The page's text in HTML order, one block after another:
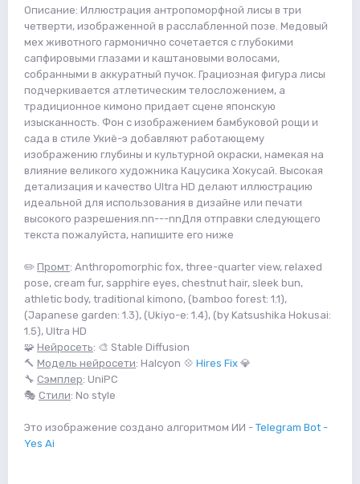
Описание: Иллюстрация антропоморфной лисы в три
четверти, изображенной в расслабленной позе. Медовый
мех животного гармонично сочетается с глубокими
сапфировыми глазами и каштановыми волосами,
собранными в аккуратный пучок. Грациозная фигура лисы
подчеркивается атлетическим телосложением, а
традиционное кимоно придает сцене японскую
изысканность. Фон с изображением бамбуковой рощи и
сада в стиле Укиё-э добавляют работающему
изображению глубины и культурной окраски, намекая на
влияние великого художника Кацусика Хокусай. Высокая
детализация и качество Ultra HD делают иллюстрацию
идеальной для использования в дизайне или печати
высокого разрешения.nn---nnДля отправки следующего
текста пожалуйста, напишите его ниже
✏️ Промт: Anthropomorphic fox, three-quarter view, relaxed
pose, cream fur, sapphire eyes, chestnut hair, sleek bun,
athletic body, traditional kimono, (bamboo forest: 1.1),
(Japanese garden: 1.3), (Ukiyo-e: 1.4), (by Katsushika Hokusai:
1.5), Ultra HD
🧩 Нейросеть: 🎨 Stable Diffusion
🔨 Модель нейросети: Halcyon 💠 Hires Fix 💎
🔧 Сэмплер: UniPC
🎭 Стили: No style
Это изображение создано алгоритмом ИИ - Telegram Bot -
Yes Ai